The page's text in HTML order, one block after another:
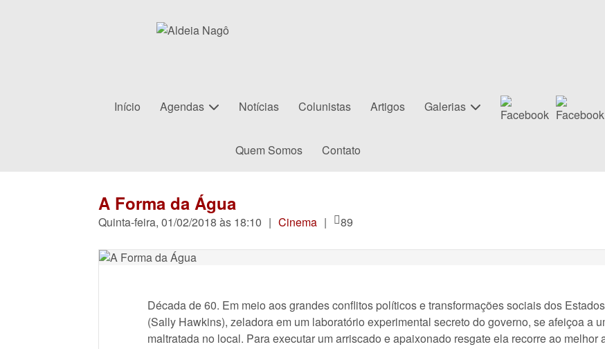
Início Agendas Notícias Colunistas Artigos Galerias
Quem Somos Contato
A Forma da Água
Quinta-feira, 01/02/2018 às 18:10 | Cinema | 89
Década de 60. Em meio aos grandes conflitos políticos e transformações sociais dos
(Sally Hawkins), zeladora em um laboratório experimental secreto do governo, se afeiçoa a
maltratada no local. Para executar um arriscado e apaixonado resgate ela recorre ao